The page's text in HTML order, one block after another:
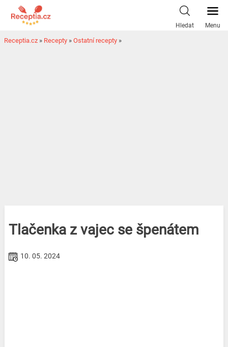
Hledat Menu
Receptia.cz » Recepty » Ostatní recepty »
Tlačenka z vajec se špenátem
10. 05. 2024